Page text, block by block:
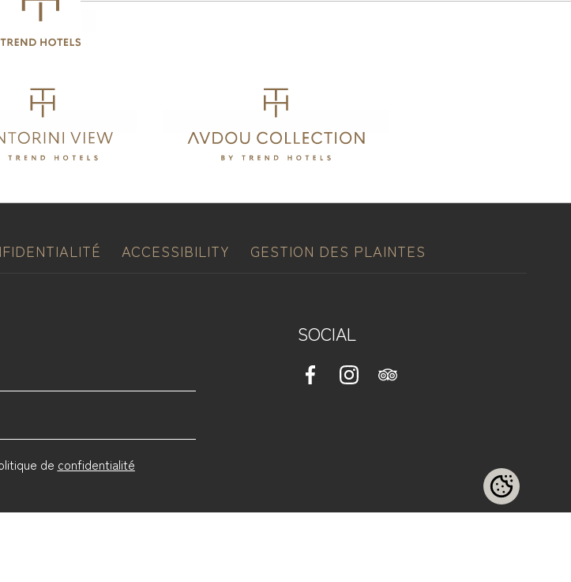
ACCESSIBILITY GESTION DES PLAINTES
de confidentialité
SOCIAL